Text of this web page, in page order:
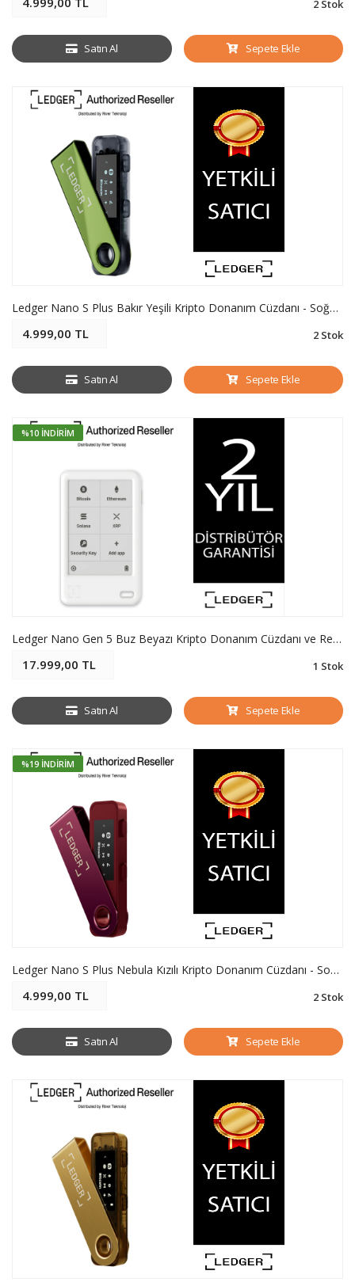
2 Stok
Satın Al Sepete Ekle
Ledger Nano S Plus Bakır Yeşili Kripto Donanım Cüzdanı - Soğuk Cüzdan
4.999,00 TL 2 Stok
Satın Al Sepete Ekle
%10 İNDIRIM
Ledger Nano Gen 5 Buz Beyazı Kripto Donanım Cüzdanı ve Recovery Key - Soğuk Cüzdan
17.999,00 TL 1 Stok
Satın Al Sepete Ekle
%19 İNDIRIM
Ledger Nano S Plus Nebula Kızılı Kripto Donanım Cüzdanı - Soğuk Cüzdan
4.999,00 TL 2 Stok
Satın Al Sepete Ekle